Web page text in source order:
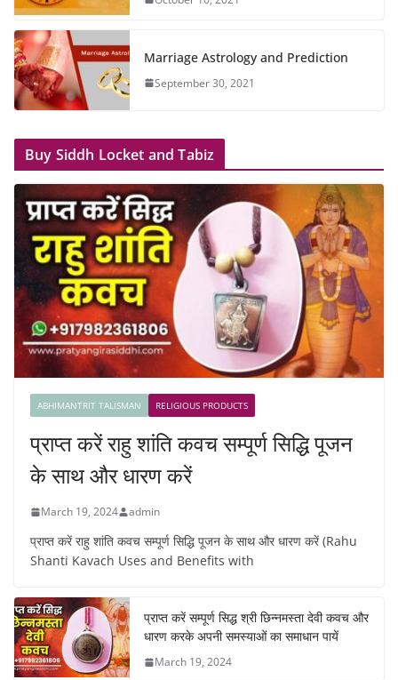
Marriage Astrology and Prediction
September 30, 2021
Buy Siddh Locket and Tabiz
ABHIMANTRIT TALISMAN RELIGIOUS PRODUCTS
प्राप्त करें राहु शांति कवच सम्पूर्ण सिद्धि पूजन
के साथ और धारण करें
March 19, 2024 admin
प्राप्त करें राहु शांति कवच सम्पूर्ण सिद्धि पूजन के साथ और धारण करें (Rahu
Shanti Kavach Uses and Benefits with
प्राप्त करें सम्पूर्ण सिद्ध श्री छिन्नमस्ता देवी कवच और
धारण करके अपनी समस्याओं का समाधान पायें
March 19, 2024